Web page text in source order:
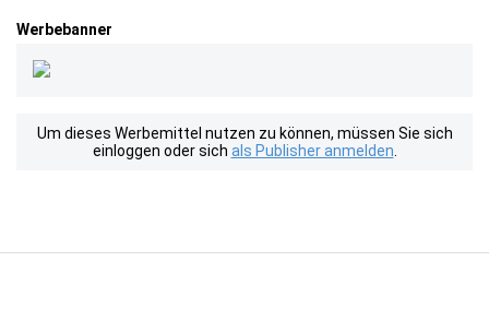
Werbebanner
Um dieses Werbemittel nutzen zu können, müssen Sie sich
einloggen oder sich als Publisher anmelden